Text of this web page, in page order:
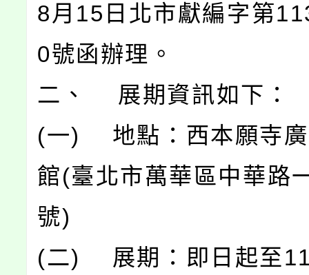
8月15日北市獻編字第
0號函辦理。
二、 展期資訊如下：
(一) 地點：西本願寺廣
館(臺北市萬華區中華路
號)
(二) 展期：即日起至